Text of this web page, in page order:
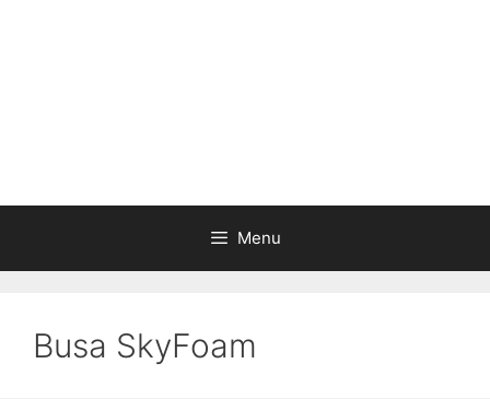
Menu
Busa SkyFoam